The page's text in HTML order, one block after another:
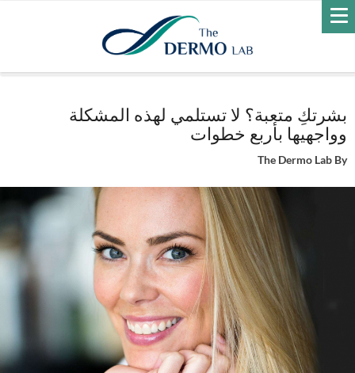
Home العناية اليومية
بشرتكِ متعبة؟ لا تستلمي لهذه
المشكلة وواجهيها بأربع خطوات
بشرتكِ متعبة؟ لا تستلمي لهذه المشكلة
وواجهيها بأربع خطوات
By
The Dermo Lab